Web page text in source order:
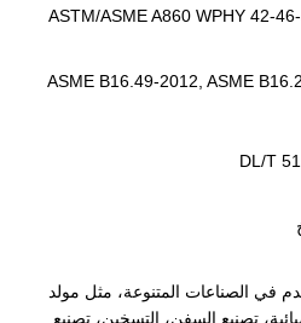
ASME B16.49-2012, ASME
DL/T
في الصناعات المتنوعة، مثل مولد
تصنيع السفن، التسخين، تصنيع